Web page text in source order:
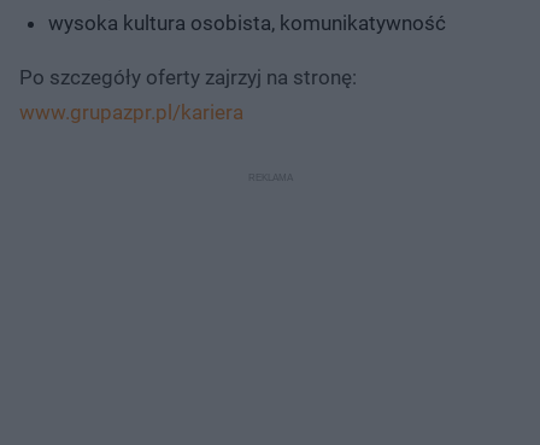
wysoka kultura osobista, komunikatywność
Po szczegóły oferty zajrzyj na stronę:
www.grupazpr.pl/kariera